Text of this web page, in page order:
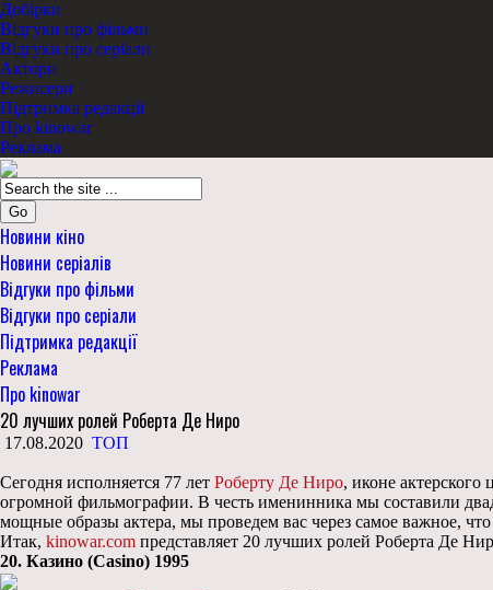
Добірки
Відгуки про фільми
Відгуки про серіали
Актори
Режисери
Підтримка редакції
Про kinowar
Реклама
Go
Новини кіно
Новини серіалів
Відгуки про фільми
Відгуки про серіали
Підтримка редакції
Реклама
Про kinowar
20 лучших ролей Роберта Де Ниро
17.08.2020 ТОП
Сегодня исполняется 77 лет Роберту Де Ниро, иконе
огромной фильмографии. В честь именинника мы составили
мощные образы актера, мы проведем вас через самое важное, что
Итак, kinowar.com представляет 20 лучших ролей Роберта Де
20. Казино (Casino) 1995